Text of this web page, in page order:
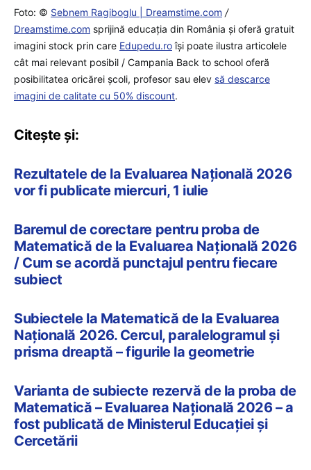
Foto: © Sebnem Ragiboglu | Dreamstime.com /
Dreamstime.com sprijină educaţia din România şi oferă gratuit
imagini stock prin care Edupedu.roîşi poate ilustra articolele
cât mai relevant posibil / Campania Back to school oferă
posibilitatea oricărei școli, profesor sau elev să descarce
imagini de calitate cu 50% discount.
Citește și:
Rezultatele de la Evaluarea Națională 2026
vor fi publicate miercuri, 1 iulie
Baremul de corectare pentru proba de
Matematică de la Evaluarea Națională 2026
/ Cum se acordă punctajul pentru fiecare
subiect
Subiectele la Matematică de la Evaluarea
Națională 2026. Cercul, paralelogramul și
prisma dreaptă – figurile la geometrie
Varianta de subiecte rezervă de la proba de
Matematică – Evaluarea Națională 2026 – a
fost publicată de Ministerul Educației și
Cercetării